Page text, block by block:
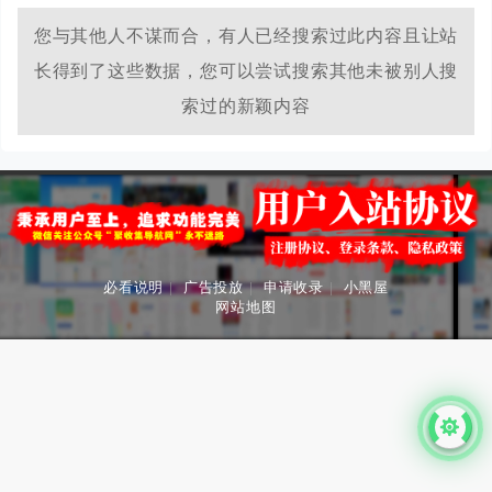
您与其他人不谋而合，有人已经搜索过此内容且让站
长得到了这些数据，您可以尝试搜索其他未被别人搜
索过的新颖内容
必看说明 | 广告投放 | 申请收录 |
小黑屋
网站地图